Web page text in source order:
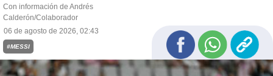
Con información de Andrés
Calderón/Colaborador
06 de agosto de 2026, 02:43
#MESSI